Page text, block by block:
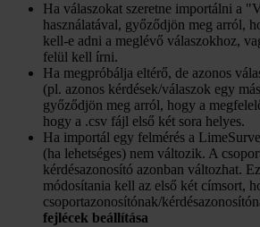
Ha válaszokat szeretne importálni a
használatával, győződjön meg arról,
kell-e adni a meglévő válaszokhoz,
felül kell írni.
Ha megpróbálja eltérő, de azonos
(pl. azonos kérdések/válaszok egy
győződjön meg arról, hogy a
hogy a .csv fájl első két sora helyes.
Ha importál egy felmérés a
(ha lehetséges) nem változik. A
kérdésazonosító azonban változhat.
módosítania kell az első két címsort,
csoportazonosítónak/
fejlécek beállítása